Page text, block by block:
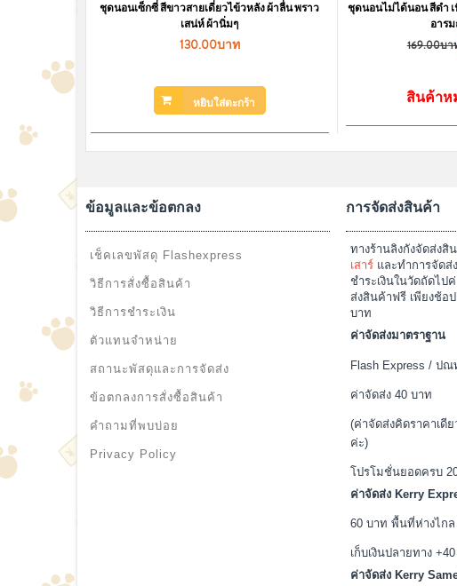
สินค้าหมดชั่วคราว สินค้าหมดชั่วคราว
สินค้าขายดี
ชุดนอนเซ็กซี่ สีขาวสายเดี่ยวไข้วหลัง ผ้าลื่น พราว
130.00บาท
ชุดนอนไม่ได้นอน สีดำ
169.00บา
สินค้า
เช็คเลขพัสดุ Flashexpress ทางร้านลิงกังจัดส่งสิ
เสาร์และทำการจัดส่
ส่งสินค้าฟรี เพียงช้อป
บาท
Flash Express / ปณ